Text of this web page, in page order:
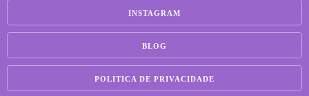
INSTAGRAM
BLOG
POLITICA DE PRIVACIDADE